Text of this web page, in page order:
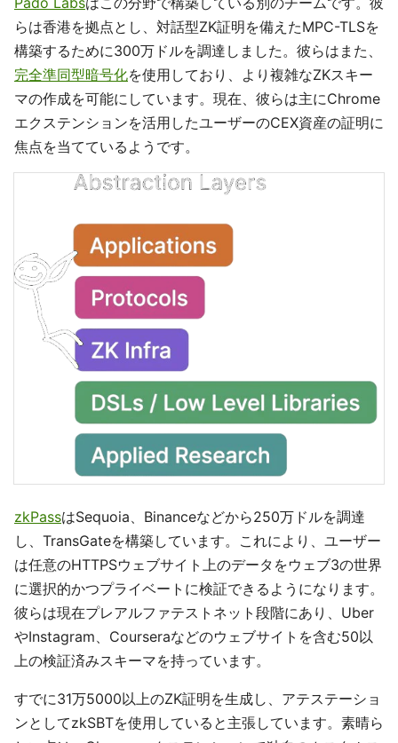
らは香港を拠点とし、対話型ZK証明を備えたMPC-TLSを
構築するために300万ドルを調達しました。彼らはまた、
完全準同型暗号化を使用しており、より複雑なZKスキー
マの作成を可能にしています。現在、彼らは主にChrome
エクステンションを活用したユーザーのCEX資産の証明に
焦点を当てているようです。
zkPassはSequoia、Binanceなどから250万ドルを調達
し、TransGateを構築しています。これにより、ユーザー
は任意のHTTPSウェブサイト上のデータをウェブ3の世界
に選択的かつプライベートに検証できるようになります。
彼らは現在プレアルファテストネット段階にあり、Uber
やInstagram、Courseraなどのウェブサイトを含む50以
上の検証済みスキーマを持っています。
すでに31万5000以上のZK証明を生成し、アテステーショ
ンとしてzkSBTを使用していると主張しています。素晴ら